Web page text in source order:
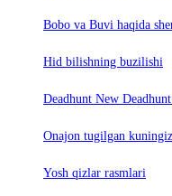
Bobo va Buvi haqida
Hid bilishning buzilishi
Deadhunt New
Onajon tugilgan
Yosh qizlar rasmlari